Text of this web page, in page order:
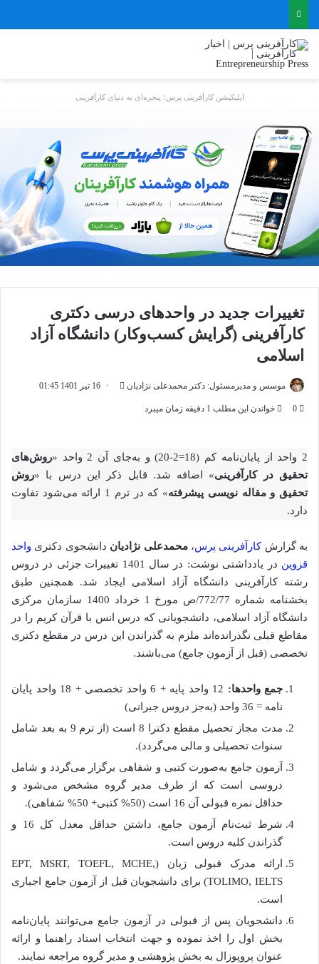
اپلیکیشن کارآفرینی پرس؛ پنجره‌ای به دنیای کارآفرینی
تغییرات جدید در واحدهای درسی دکتری
کارآفرینی (گرایش کسب‌و‌کار) دانشگاه آزاد
اسلامی
موسس و مدیرمسئول: دکتر محمدعلی نژادیان
ارسال16 تیر 1401 01:45
0 خواندن این مطلب 1 دقیقه زمان میبرد
2 واحد از پایان‌نامه کم (18=2-20) و به‌جای آن 2 واحد «
روش‌های
تحقیق در کارآفرینی» اضافه شد. قابل ذکر این درس با «روش
تحقیق و مقاله نویسی پیشرفته
» که در ترم 1 ارائه می‌شود تفاوت
دارد.
به گزارشکارآفرینی پرس،محمدعلی نژادیان دانشجوی دکتری واحد
قزوین
در یادداشتی نوشت: در سال 1401 تغییرات جزئی در دروس
رشته کارآفرینی دانشگاه آزاد اسلامی ایجاد شد. همچنین طبق
بخشنامه شماره 772/77/ص مورخ 1 خرداد 1400 سازمان مرکزی
دانشگاه آزاد اسلامی، دانشجویانی که درس انس با قرآن کریم را در
مقاطع قبلی نگذرانده‌اند ملزم به گذراندن این درس در مقطع دکتری
تخصصی (قبل از آزمون جامع) می‌باشند.
جمع واحدها:
12 واحد پایه + 6 واحد تخصصی + 18 واحد پایان
نامه = 36 واحد (به‌جز دروس جبرانی)
مدت مجاز تحصیل مقطع دکترا 8 است (از ترم 9 به بعد شامل
سنوات تحصیلی و مالی می‌‌گردد).
آزمون جامع به‌صورت کتبی و شفاهی برگزار می‌گردد و شامل
دروسی است که از طرف مدیر گروه مشخص می‌شود و
حداقل نمره قبولی آن 16 است (50% کتبی+ 50% شفاهی).
شرط ثبت‌نام آزمون جامع، داشتن حداقل معدل کل 16 و
گذراندن کلیه دروس است.
ارائه مدرک قبولی زبان (EPT, MSRT, TOEFL, MCHE,
TOLIMO, IELTS) برای دانشجویان قبل از آزمون جامع اجباری
است.
دانشجویان پس از قبولی در آزمون جامع می‌توانند پایان‌نامه
بخش اول را اخذ نموده و جهت انتخاب استاد راهنما و ارائه
عنوان پروپوزال به بخش پژوهشی و مدیر گروه مراجعه نمایند.